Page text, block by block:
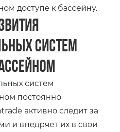
доступе к бассейну.
систем
систем
постоянно
активно следит за
и внедряет их в свои